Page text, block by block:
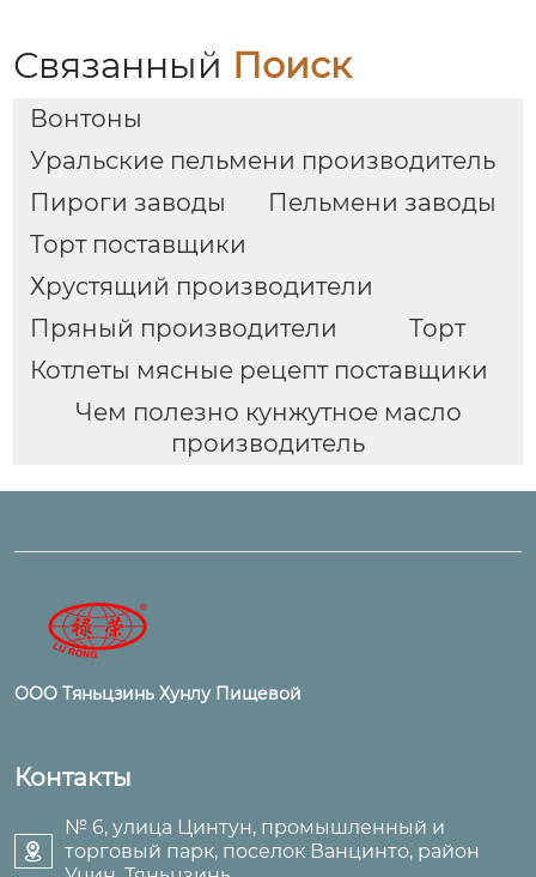
Связанный Поиск
Вонтоны
Уральские пельмени производитель
Пироги заводы
Пельмени заводы
Торт поставщики
Хрустящий производители
Пряный производители
Торт
Котлеты мясные рецепт поставщики
Чем полезно кунжутное масло
производитель
ООО Тяньцзинь Хунлу Пищевой
Контакты

№ 6, улица Цинтун, промышленный и
торговый парк, поселок Ванцинто, район